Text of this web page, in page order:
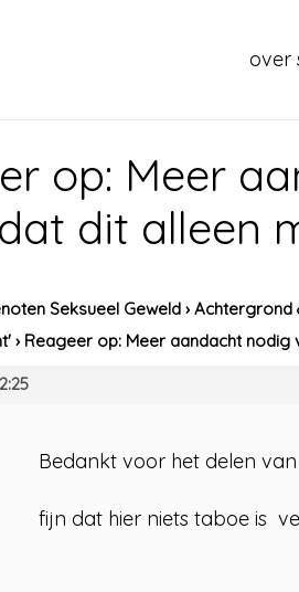
over
op: Meer
dit alleen
Seksueel Geweld › Achtergrond
› Reageer op: Meer aandacht
Bedankt voor het delen
fijn dat hier niets taboe is